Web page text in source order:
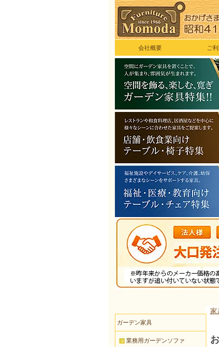
会社概要 ご
家
ガーデン家具
業務用ガーデンソファ